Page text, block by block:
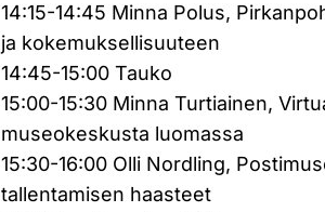
14:15-14:45 Minna Polus,
ja kokemuksellisuuteen
14:45-15:00 Tauko
15:00-15:30 Minna Turtiainen,
museokeskusta luomassa
15:30-16:00 Olli Nordling,
tallentamisen haasteet